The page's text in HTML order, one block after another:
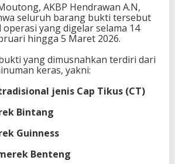
r
a
s
H
s
i
O
e
a
i
AKBP Hendrawan A.N,
seluruh barang bukti tersebut
yang digelar selama 14
hingga 5 Maret 2026.
yang dimusnahkan terdiri dari
keras, yakni:
jenis Cap Tikus (CT)
Bintang
Guinness
Benteng